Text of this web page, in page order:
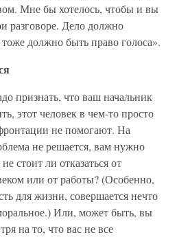
Мне бы хотелось, чтобы и вы
разговоре. Дело должно
должно быть право голоса».
признать, что ваш начальник
этот человек в чем-то просто
не помогают. На
не решается, вам нужно
стоит ли отказаться от
или от работы? (Особенно,
для жизни, совершается нечто
Или, может быть, вы
на то, что вас не все